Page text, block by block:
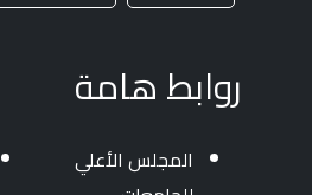
روابط هامة
المجلس الأعلي